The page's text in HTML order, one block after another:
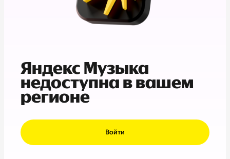
Яндекс Музыка
недоступна в вашем
регионе
Войти